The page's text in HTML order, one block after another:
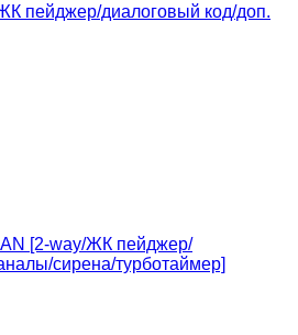
пейджер/диалоговый код/доп.
[2-way/ЖК пейджер/
сирена/турботаймер]